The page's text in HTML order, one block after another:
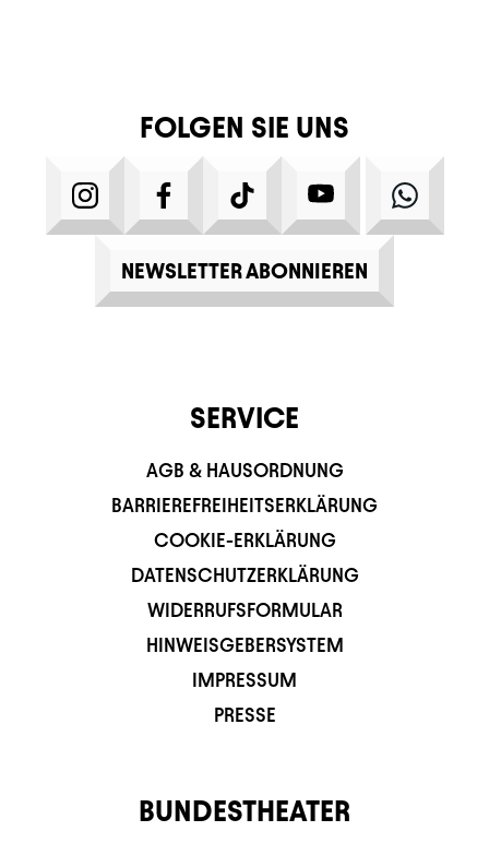
FOLGEN SIE UNS
INSTAGRAMFACEBOOKTIKTOK YOUTUBE
NEWSLETTER ABONNIEREN
SERVICE
AGB & HAUSORDNUNG
BARRIEREFREIHEITSERKLÄRUNG
COOKIE-ERKLÄRUNG
DATENSCHUTZERKLÄRUNG
WIDERRUFSFORMULAR
HINWEISGEBERSYSTEM
IMPRESSUM
PRESSE
BUNDESTHEATER